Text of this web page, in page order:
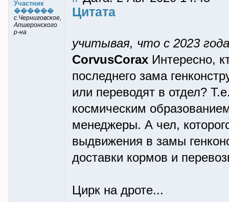
Участник
������
с.Черниговское,
Апшеронского
р-на
Цитата
учитывая, что с 2023
CorvusCorax Интересно,
последнего зама
или переводят в отдел?
космическим
менеджеры. А чел,
выдвижения в замы
доставки кормов и
Цирк на дроте...